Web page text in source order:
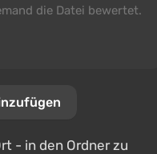
die Datei bewertet.
- in den Ordner zu